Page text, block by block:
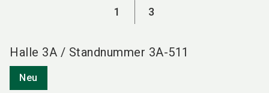
1 3
Halle 3A / Standnummer 3A-511
Neu